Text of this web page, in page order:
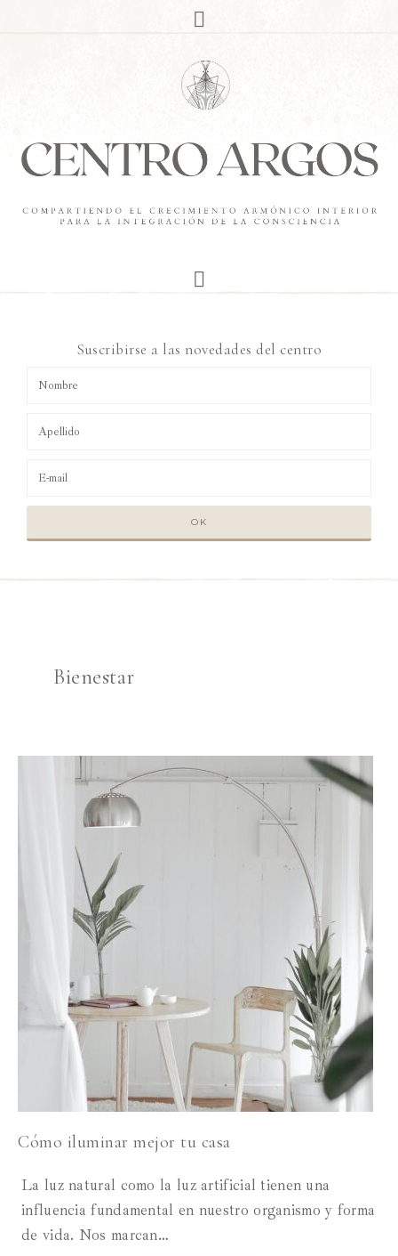
Suscribirse a las novedades del centro
Bienestar
Cómo iluminar mejor tu casa
La luz natural como la luz artificial tienen una
influencia fundamental en nuestro organismo y forma
de vida. Nos marcan…